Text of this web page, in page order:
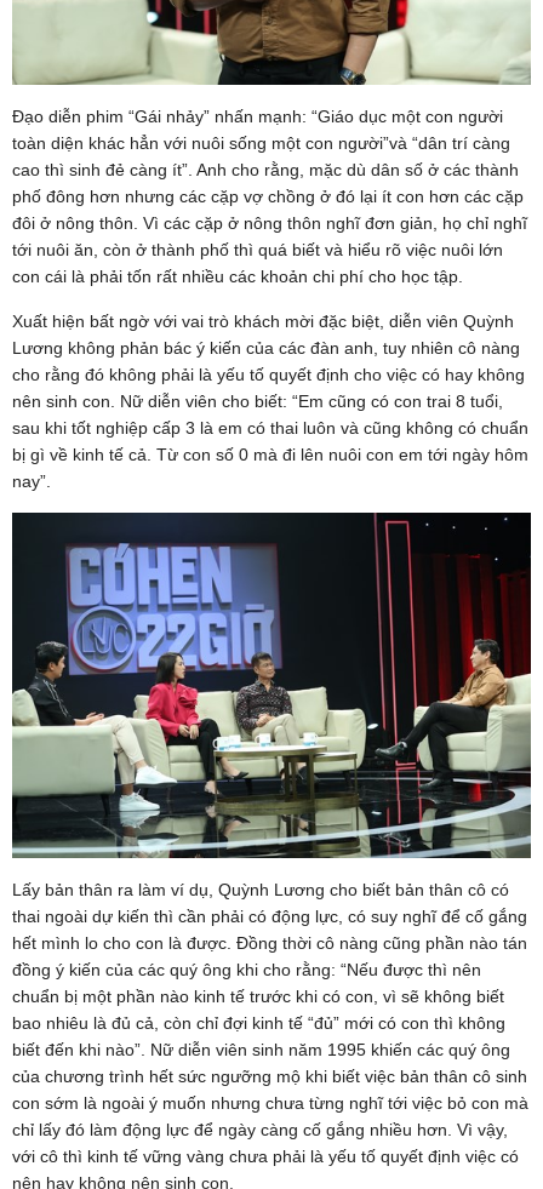
Đạo diễn phim “Gái nhảy” nhấn mạnh: “Giáo dục một con người
toàn diện khác hẳn với nuôi sống một con người”và “dân trí càng
cao thì sinh đẻ càng ít”. Anh cho rằng, mặc dù dân số ở các thành
phố đông hơn nhưng các cặp vợ chồng ở đó lại ít con hơn các cặp
đôi ở nông thôn. Vì các cặp ở nông thôn nghĩ đơn giản, họ chỉ nghĩ
tới nuôi ăn, còn ở thành phố thì quá biết và hiểu rõ việc nuôi lớn
con cái là phải tốn rất nhiều các khoản chi phí cho học tập.
Xuất hiện bất ngờ với vai trò khách mời đặc biệt, diễn viên Quỳnh
Lương không phản bác ý kiến của các đàn anh, tuy nhiên cô nàng
cho rằng đó không phải là yếu tố quyết định cho việc có hay không
nên sinh con. Nữ diễn viên cho biết: “Em cũng có con trai 8 tuổi,
sau khi tốt nghiệp cấp 3 là em có thai luôn và cũng không có chuẩn
bị gì về kinh tế cả. Từ con số 0 mà đi lên nuôi con em tới ngày hôm
nay”.
Lấy bản thân ra làm ví dụ, Quỳnh Lương cho biết bản thân cô có
thai ngoài dự kiến thì cần phải có động lực, có suy nghĩ để cố gắng
hết mình lo cho con là được. Đồng thời cô nàng cũng phần nào tán
đồng ý kiến của các quý ông khi cho rằng: “Nếu được thì nên
chuẩn bị một phần nào kinh tế trước khi có con, vì sẽ không biết
bao nhiêu là đủ cả, còn chỉ đợi kinh tế “đủ” mới có con thì không
biết đến khi nào”. Nữ diễn viên sinh năm 1995 khiến các quý ông
của chương trình hết sức ngưỡng mộ khi biết việc bản thân cô sinh
con sớm là ngoài ý muốn nhưng chưa từng nghĩ tới việc bỏ con mà
chỉ lấy đó làm động lực để ngày càng cố gắng nhiều hơn. Vì vậy,
với cô thì kinh tế vững vàng chưa phải là yếu tố quyết định việc có
nên hay không nên sinh con.